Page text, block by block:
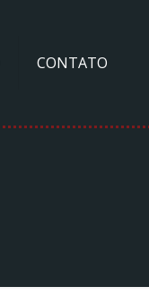
CONTATO